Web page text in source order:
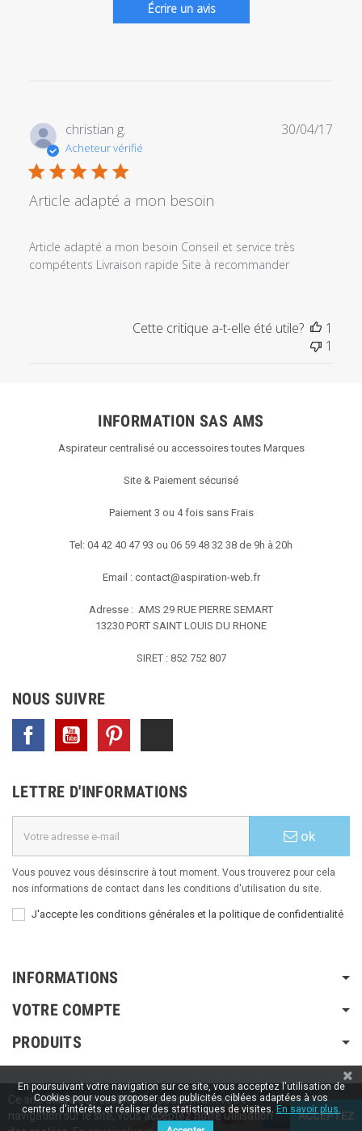
Écrire un avis
christian g.
Acheteur vérifié
Article adapté a mon besoin
Article adapté a mon besoin Conseil et service très
compétents Livraison rapide Site à recommander
30/04/17
Cette critique a-t-elle été utile?
1
1
INFORMATION SAS AMS
Aspirateur centralisé ou accessoires toutes Marques
Site & Paiement sécurisé
Paiement 3 ou 4 fois sans Frais
Tel: 04 42 40 47 93 ou 06 59 48 32 38 de 9h à 20h
Email : contact@aspiration-web.fr
Adresse : AMS 29 RUE PIERRE SEMART
13230 PORT SAINT LOUIS DU RHONE
SIRET : 852 752 807
NOUS SUIVRE
Facebook YouTube
LETTRE D'INFORMATIONS
ok
Vous pouvez vous désinscrire à tout moment. Vous trouverez pour cela
nos informations de contact dans les conditions d'utilisation du site.
J'accepte les conditions générales et la politique de confidentialité
INFORMATIONS
VOTRE COMPTE
PRODUITS
Copyright © 2020 / 2022 / 2023Aspiration-ams.fr| Fait par ESH-dev.fr
Ce site utilise des cookies. En poursuivant votre
navigation sur le site, vous acceptez notre utilisation
ACCEPTEZ
En poursuivant votre navigation sur ce site, vous acceptez l'utilisation de
Cookies pour vous proposer des publicités ciblées adaptées à vos
centres d'intérêts et réaliser des statistiques de visites. En savoir plus.